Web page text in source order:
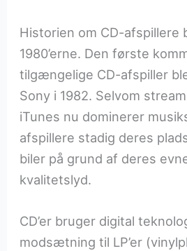
Historien om CD-afspillere
1980’erne. Den første
tilgængelige CD-afspiller
Sony i 1982. Selvom
iTunes nu dominerer
afspillere stadig deres
biler på grund af deres
kvalitetslyd.
CD’er bruger digital
modsætning til LP’er